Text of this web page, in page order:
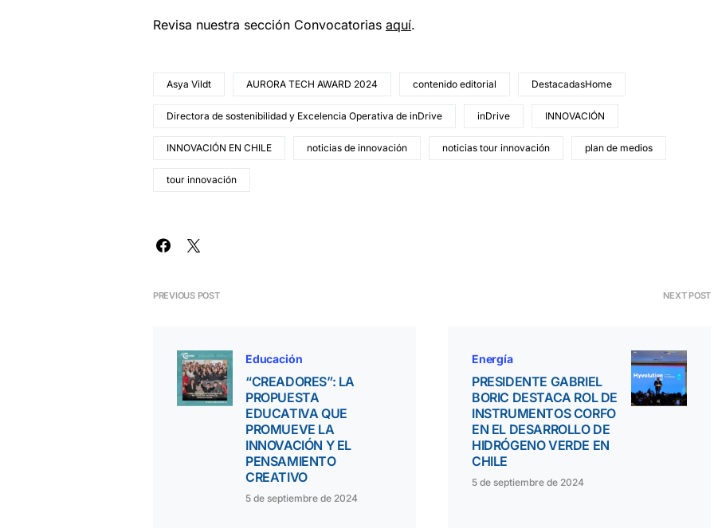
Revisa nuestra sección Convocatorias aquí.
Asya Vildt AURORA TECH AWARD 2024 contenido editorial DestacadasHome
Directora de sostenibilidad y Excelencia Operativa de inDrive inDrive INNOVACIÓN
INNOVACIÓN EN CHILE noticias de innovación noticias tour innovación plan de medios
tour innovación
PREVIOUS POST
Educación
“CREADORES”: LA
PROPUESTA
EDUCATIVA QUE
PROMUEVE LA
INNOVACIÓN Y EL
PENSAMIENTO
CREATIVO
5 de septiembre de 2024
NEXT POST
Energía
PRESIDENTE GABRIEL
BORIC DESTACA ROL DE
INSTRUMENTOS CORFO
EN EL DESARROLLO DE
HIDRÓGENO VERDE EN
CHILE
5 de septiembre de 2024